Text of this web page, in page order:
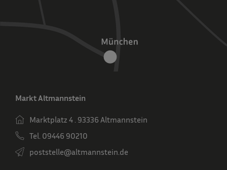
Markt Altmannstein
Marktplatz 4 . 93336 Altmannstein
Tel. 09446 90210
poststelle­@altmannstein.de